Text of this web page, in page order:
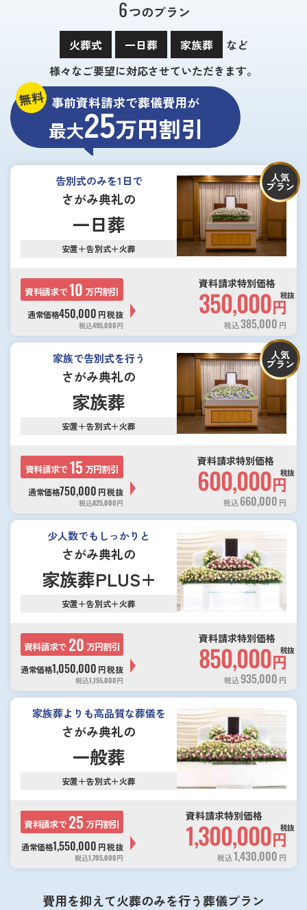
6つのプラン
火葬式 一日葬 家族葬
など
様々なご要望に対応させていただきます。
無料 事前資料請求で葬儀費用が
最大25万円割引
告別式のみを1日で
さがみ典礼の
一日葬
安置＋告別式＋火葬
人気
プラン
資料請求で10 万円割引
通常価格450,000 円税抜
税込495,000円
資料請求特別価格
350,000円
税抜
税込385,000 円
家族で告別式を行う
さがみ典礼の
家族葬
安置＋告別式＋火葬
人気
プラン
資料請求で15 万円割引
通常価格750,000 円税抜
税込825,000円
資料請求特別価格
600,000円
税抜
税込660,000 円
少人数でもしっかりと
さがみ典礼の
家族葬PLUS+
安置＋告別式＋火葬
資料請求で 20 万円割引
通常価格1,050,000 円税抜
税込1,155,000円
資料請求特別価格
850,000円
税抜
税込935,000 円
家族葬よりも高品質な葬儀を
さがみ典礼の
一般葬
安置＋告別式＋火葬
資料請求で 25 万円割引
通常価格1,550,000 円税抜
税込1,705,000円
資料請求特別価格
1,300,000円
税抜
税込1,430,000 円
費用を抑えて火葬のみを行う葬儀プラン